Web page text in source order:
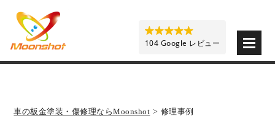
車の板金塗装・傷修理ならMoonshot > 修理事例
104 Google レビュー